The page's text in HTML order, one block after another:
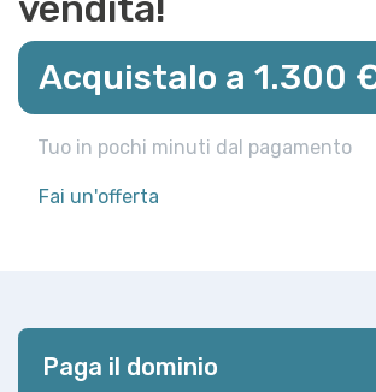
Acquistalo a 1.300
Tuo in pochi minuti dal pagamento
Fai un'offerta
Paga il dominio